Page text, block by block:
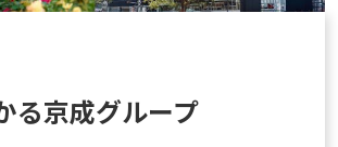
る京成グループ